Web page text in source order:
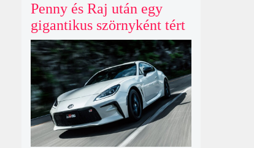
Penny és Raj után egy
gigantikus szörnyként tért
vissza valaki az
Agymenők legújabb spin-
offjában